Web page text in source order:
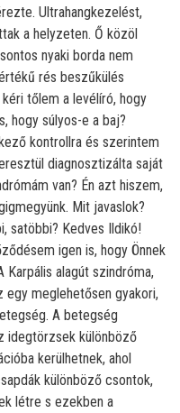
Ultrahangkezelést,
a helyzeten. Ő közöl
nyaki borda nem
rés beszűkülés
tőlem a levélíró, hogy
hogy súlyos-e a baj?
kontrollra és szerintem
diagnosztizálta saját
van? Én azt hiszem,
Mit javaslok?
satöbbi? Kedves Ildikó!
igen is, hogy Önnek
Karpális alagút szindróma,
meglehetősen gyakori,
A betegség
idegtörzsek különböző
kerülhetnek, ahol
különböző csontok,
létre s ezekben a